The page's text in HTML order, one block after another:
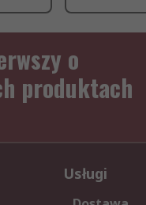
o
produktach
Usługi